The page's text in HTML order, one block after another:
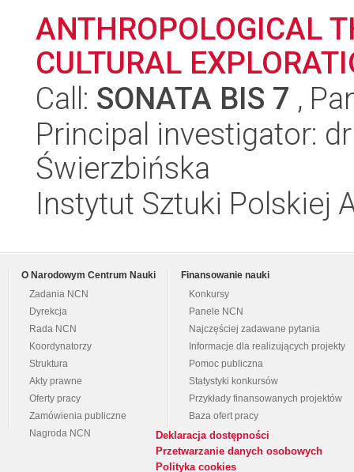
ANTHROPOLOGICAL
CULTURAL
Call: SONATA BIS 7 ,
Principal investigator:
Świerzbińska
Instytut Sztuki Polskiej
O Narodowym Centrum Nauki
Zadania NCN
Dyrekcja
Rada NCN
Koordynatorzy
Struktura
Akty prawne
Oferty pracy
Zamówienia publiczne
Nagroda NCN
Finansowanie nauki
Konkursy
Panele NCN
Najczęściej zadawane pytania
Informacje dla realizujących projekty
Pomoc publiczna
Statystyki konkursów
Przykłady finansowanych projektów
Baza ofert pracy
Deklaracja dostępności
Przetwarzanie danych osobowych
Polityka cookies